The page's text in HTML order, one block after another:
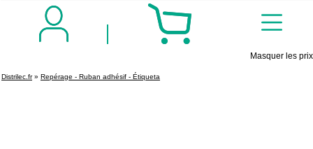
Masquer les prix
Distrilec.fr» Repérage - Ruban adhésif - Étiqueta